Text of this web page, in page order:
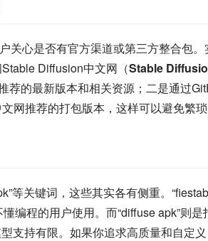
关心是否有官方渠道或第三方整合包
Diffusion中文网（Stable
荐的最新版本和相关资源；二是通过
网推荐的打包版本，这样可以避免繁琐
等关键词，这些其实各有侧重。
编程的用户使用。而“diffuse apk”则
支持有限。如果你追求高质量和自定